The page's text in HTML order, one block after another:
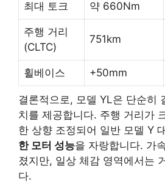
최대 토크 약 660Nm
주행 거리
(CLTC)
751km
휠베이스 +50mm
결론적으로, 모델 YL은 단순히
치를 제공합니다. 주행 거리가
한 상향 조정되어 일반 모델 Y
한 모터 성능을 자랑합니다. 가
졌지만, 일상 체감 영역에서는
다.